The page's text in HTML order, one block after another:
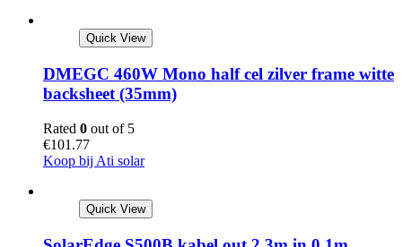
Quick View
DMEGC 460W Mono half cel zilver frame witte
backsheet (35mm)
Rated 0 out of 5
€101.77
Koop bij Ati solar
Quick View